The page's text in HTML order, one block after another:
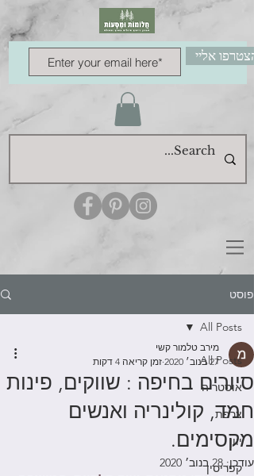
הצטרפו אליי
פוסט
All Posts
אוסטריה
צרפת
יוון
קפריסין
All Posts
סיורים בחיפה : שווקים, פינות
חמד, קולינריה ואנשים
מקסימים.
מירב טלמור קשי
27 בנוב׳ 2020
זמן קריאה 4 דקות
עודכן:28 בנוב׳ 2020